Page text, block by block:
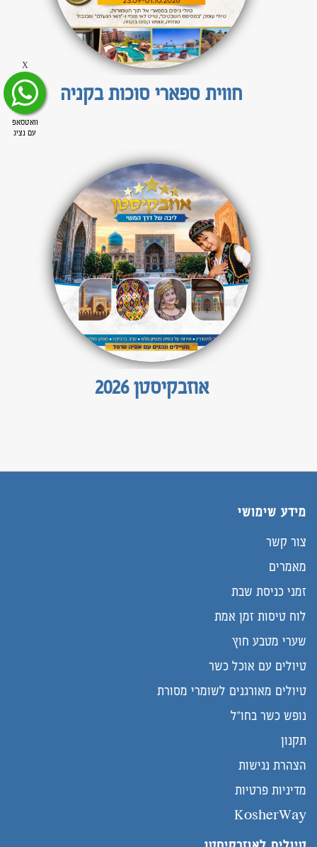
חווית ספארי סוכות בקניה
אוזבקיסטן 2026
מידע שימושי
צור קשר
מאמרים
זמני כניסת שבת
לוח טיסות זמן אמת
שערי מטבע חוץ
טיולים עם אוכל כשר
טיולים מאורגנים לשומרי מסורת
נופש כשר בחו"ל
תקנון
הצהרת נגישות
מדיניות פרטיות
KosherWay
X
וואטסאפ
עם נציג